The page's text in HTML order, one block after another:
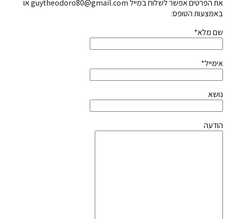
את הפרטים אפשר לשלוח במייל guytheodoro80@gmail.com או
באמצעות הטופס:
שם מלא*
אימייל*
נושא
הודעה